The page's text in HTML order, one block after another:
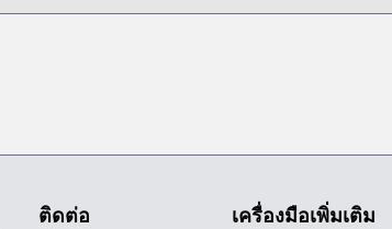
ติดต่อ เครื่องมือเพิ่มเติม